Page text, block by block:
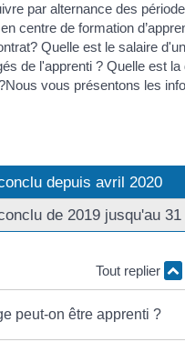
par alternance des
centre de formation
Quelle est le salaire
de l'apprenti ? Quelle est la
vous présentons les
depuis avril 2020
de 2019 jusqu'au
Tout replier
peut-on être apprenti ?